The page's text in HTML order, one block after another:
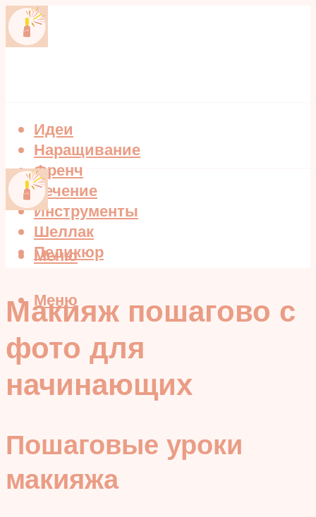
Идеи
Наращивание
Френч
Лечение
Инструменты
Шеллак
Педикюр
Меню
Меню
Макияж пошагово с
фото для
начинающих
Пошаговые уроки
макияжа